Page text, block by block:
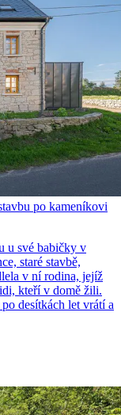
po kameníkovi
u své babičky v
staré stavbě,
v ní rodina, jejíž
kteří v domě žili.
desítkách let vrátí a